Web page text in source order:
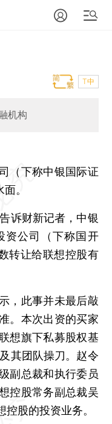
T中
机构
下称中银国际证
。
财新记者，中银
资公司（下称国开
转让给联想控股有
此事并未最后敲
。本次出资的买家
想旗下私募股权基
其团队操刀。赵令
副总裁和执行委员
控股常务副总裁吴
股的投资业务。